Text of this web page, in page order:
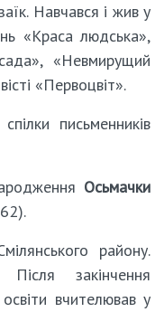
Навчався і жив у
«Краса людська»,
«Невмирущий
«Первоцвіт».
письменників
Осьмачки
району.
закінчення
вчителював у